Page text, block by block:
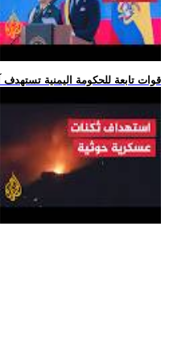
.. قوات تابعة للحكومة اليمنية